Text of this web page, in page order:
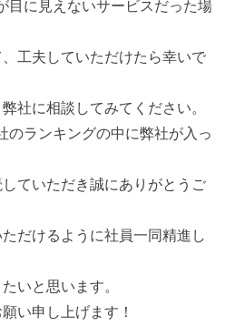
目に見えないサービスだった場
、工夫していただけたら幸いで
社に相談してみてください。
のランキングの中に弊社が入っ
ていただき誠にありがとうご
だけるように社員一同精進し
いと思います。
い申し上げます！